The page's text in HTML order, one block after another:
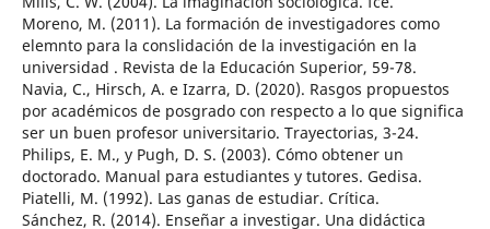
Moreno, M. (2011). La formación de investigadores como
elemnto para la conslidación de la investigación en la
universidad . Revista de la Educación Superior, 59-78.
Navia, C., Hirsch, A. e Izarra, D. (2020). Rasgos propuestos
por académicos de posgrado con respecto a lo que significa
ser un buen profesor universitario. Trayectorias, 3-24.
Philips, E. M., y Pugh, D. S. (2003). Cómo obtener un
doctorado. Manual para estudiantes y tutores. Gedisa.
Piatelli, M. (1992). Las ganas de estudiar. Crítica.
Sánchez, R. (2014). Enseñar a investigar. Una didáctica